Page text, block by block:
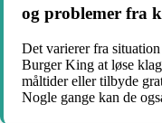
og problemer fra
Det varierer fra
Burger King at løse
måltider eller tilbyde
Nogle gange kan de